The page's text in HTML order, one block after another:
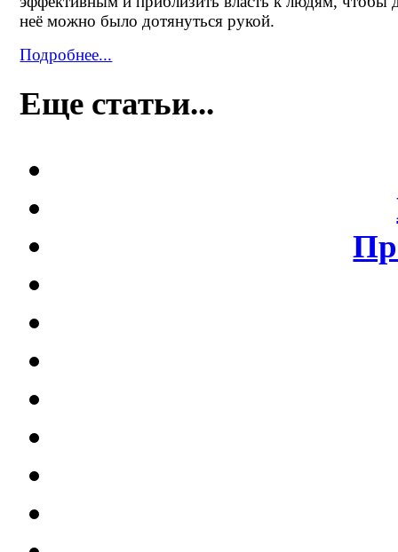
неё можно было дотянуться рукой.
Подробнее...
Еще статьи...